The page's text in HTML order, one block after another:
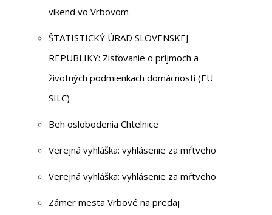
víkend vo Vrbovom
ŠTATISTICKÝ ÚRAD SLOVENSKEJ
REPUBLIKY: Zisťovanie o príjmoch a
životných podmienkach domácností (EU
SILC)
Beh oslobodenia Chtelnice
Verejná vyhláška: vyhlásenie za mŕtveho
Verejná vyhláška: vyhlásenie za mŕtveho
Zámer mesta Vrbové na predaj